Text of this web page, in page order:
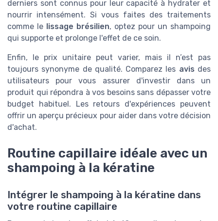
derniers sont connus pour leur capacité à hydrater et
nourrir intensément. Si vous faites des traitements
comme le lissage brésilien, optez pour un shampoing
qui supporte et prolonge l'effet de ce soin.
Enfin, le prix unitaire peut varier, mais il n’est pas
toujours synonyme de qualité. Comparez les avis des
utilisateurs pour vous assurer d'investir dans un
produit qui répondra à vos besoins sans dépasser votre
budget habituel. Les retours d'expériences peuvent
offrir un aperçu précieux pour aider dans votre décision
d'achat.
Routine capillaire idéale avec un
shampoing à la kératine
Intégrer le shampoing à la kératine dans
votre routine capillaire